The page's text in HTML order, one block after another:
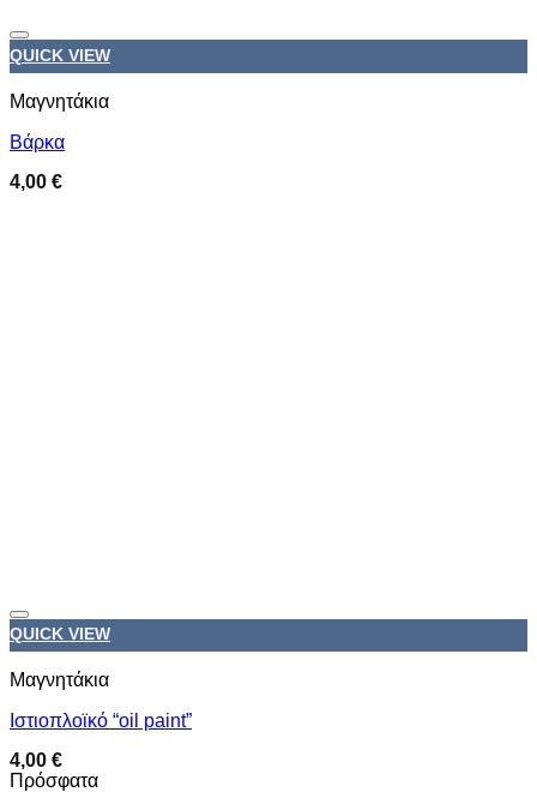
Προσθήκη στη wishlist
QUICK VIEW
Μαγνητάκια
Βάρκα
4,00 €
Προσθήκη στη wishlist
QUICK VIEW
Μαγνητάκια
Ιστιοπλοϊκό “oil paint”
4,00 €
Πρόσφατα